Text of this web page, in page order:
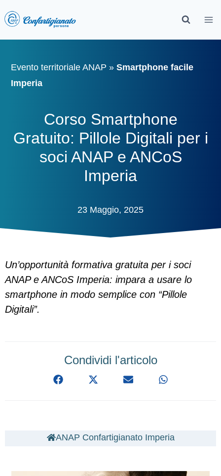
Evento territoriale ANAP »Smartphone facile
Imperia
Corso Smartphone
Gratuito: Pillole Digitali per i
soci ANAP e ANCoS
Imperia
23 Maggio, 2025
Un’opportunità formativa gratuita per i soci
ANAP e ANCoS Imperia: impara a usare lo
smartphone in modo semplice con “Pillole
Digitali”.
Condividi l'articolo
ANAP Confartigianato Imperia